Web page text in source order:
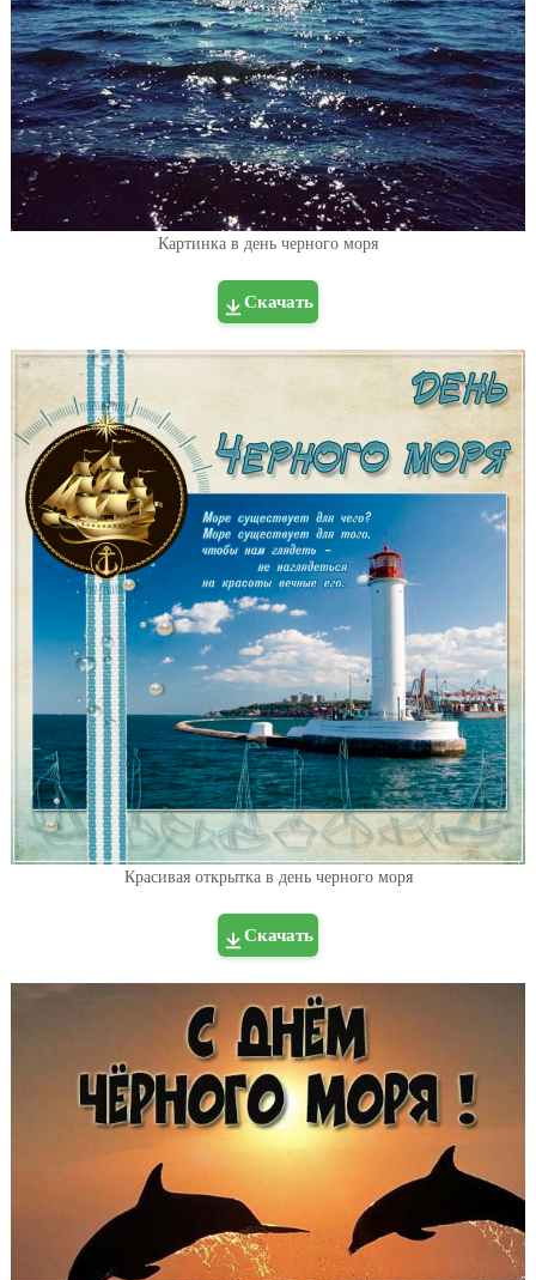
Картинка в день черного моря
Скачать
Красивая открытка в день черного моря
Скачать